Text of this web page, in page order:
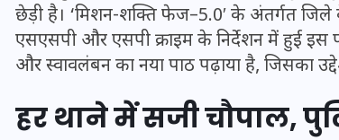
छेड़ी है। ‘मिशन-शक्तिफेज–5.0′ के अंतर्गत जिले
एसएसपी और एसपी क्राइम के निर्देशन में हुई इस
और स्वावलंबन का नया पाठ पढ़ाया है, जिसका
हर थाने में सजी चौपाल,